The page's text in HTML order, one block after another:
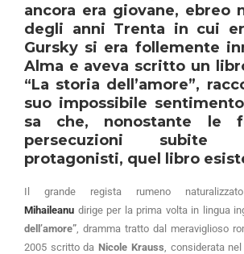
ancora era giovane, ebreo
degli anni Trenta in cui
Gursky si era follemente
Alma e aveva scritto un
“La storia dell’amore”,
suo impossibile
sa che, nonostante le
persecuzioni
protagonisti, quel libro
Il grande regista rumeno
Mihaileanu dirige per la prima volta in lingua
dell’amore” , dramma tratto dal meraviglioso
2005 scritto da Nicole Krauss , considerata